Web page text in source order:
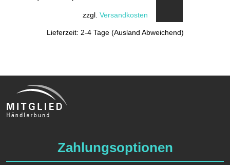
zzgl. Versandkosten
Lieferzeit: 2-4 Tage (Ausland Abweichend)
Zahlungsoptionen